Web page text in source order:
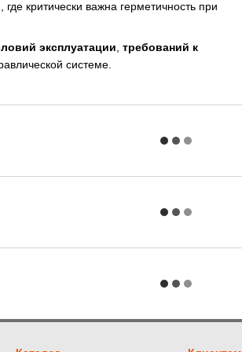
критически важна герметичность при
эксплуатации, требований к
системе.